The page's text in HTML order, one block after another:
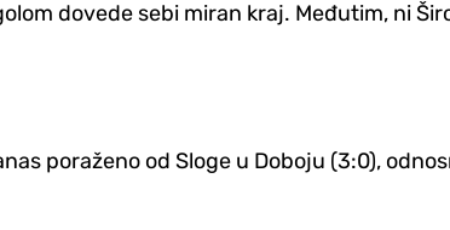
dovede sebi miran kraj. Međutim, ni
poraženo od Sloge u Doboju (3:0),